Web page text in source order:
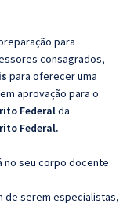
para
consagrados,
para oferecer uma
aprovação para o
Federalda
Federal.
no seu corpo docente
de serem especialistas,